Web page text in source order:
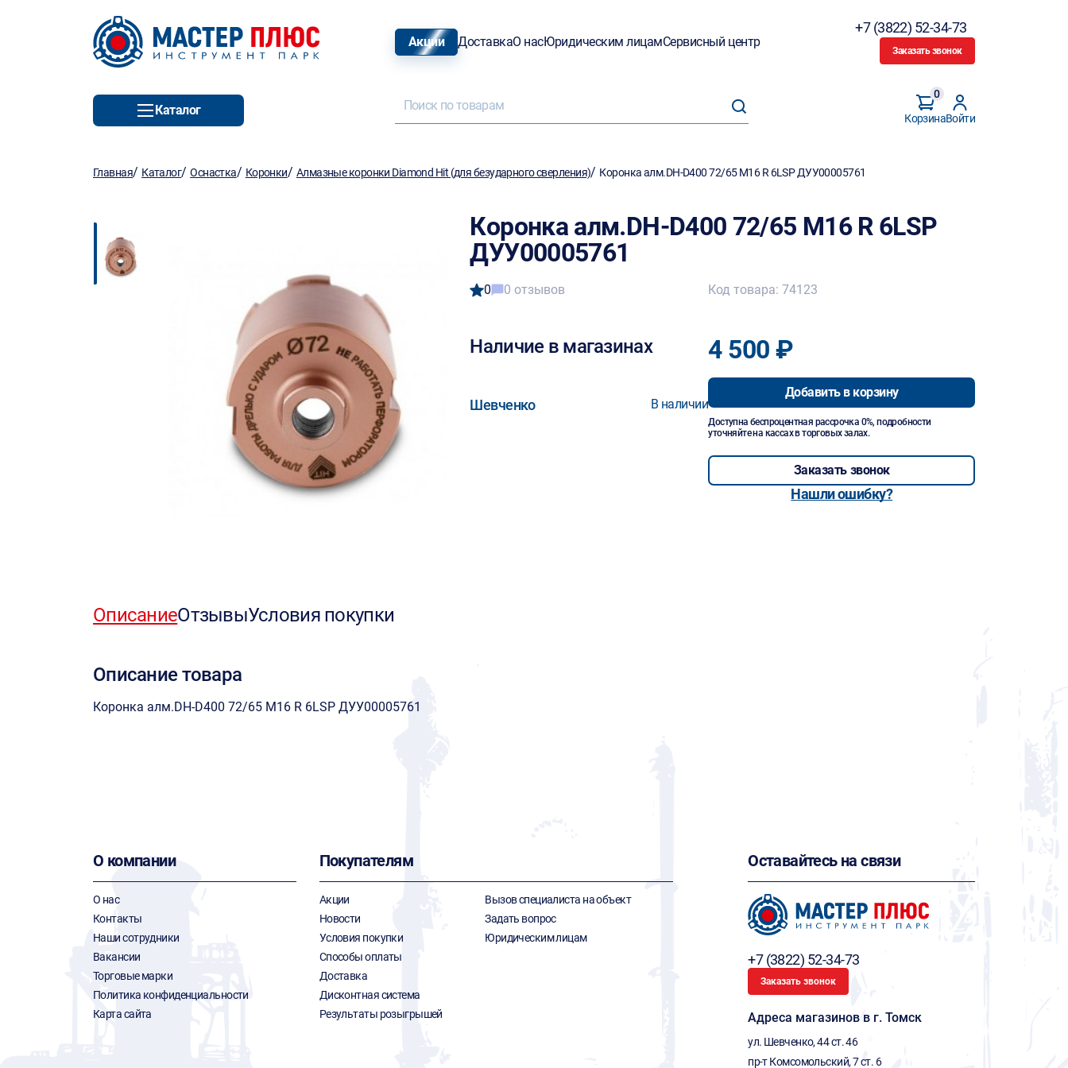
Акции ДоставкаО насЮридическим лицамСервисный центр
+7 (3822) 52-34-73
Заказать звонок
Каталог
Корзина
0
Войти
Главная/ Каталог/Оснастка/ Коронки/ Алмазные коронки Diamond Hit (для безударного сверления)/ Коронка алм.DH-D400 72/65 M16 R 6LSP ДУУ00005761
Коронка алм.DH-D400 72/65 M16 R 6LSP
ДУУ00005761
0 0 отзывов
Наличие в магазинах
Шевченко В наличии
Код товара: 74123
4 500 ₽
Добавить в корзину
Доступна беспроцентная рассрочка 0%, подробности
уточняйте на кассах в торговых залах.
Заказать звонок
Нашли ошибку?
ОписаниеОтзывыУсловия покупки
Описание товара
Коронка алм.DH-D400 72/65 M16 R 6LSP ДУУ00005761
О компании
О нас
Контакты
Наши сотрудники
Вакансии
Торговые марки
Политика конфиденциальности
Карта сайта
Покупателям
Акции
Новости
Условия покупки
Способы оплаты
Доставка
Дисконтная система
Результаты розыгрышей
Вызов специалиста на объект
Задать вопрос
Юридическим лицам
Оставайтесь на связи
+7 (3822) 52-34-73
Заказать звонок
Адреса магазинов в г. Томск
ул. Шевченко, 44 ст. 46
пр-т Комсомольский, 7 ст. 6